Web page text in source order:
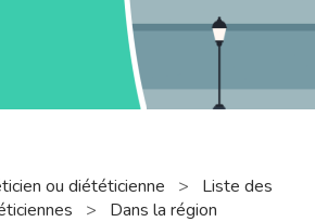
ou diététicienne >
Liste des
>
Dans la région